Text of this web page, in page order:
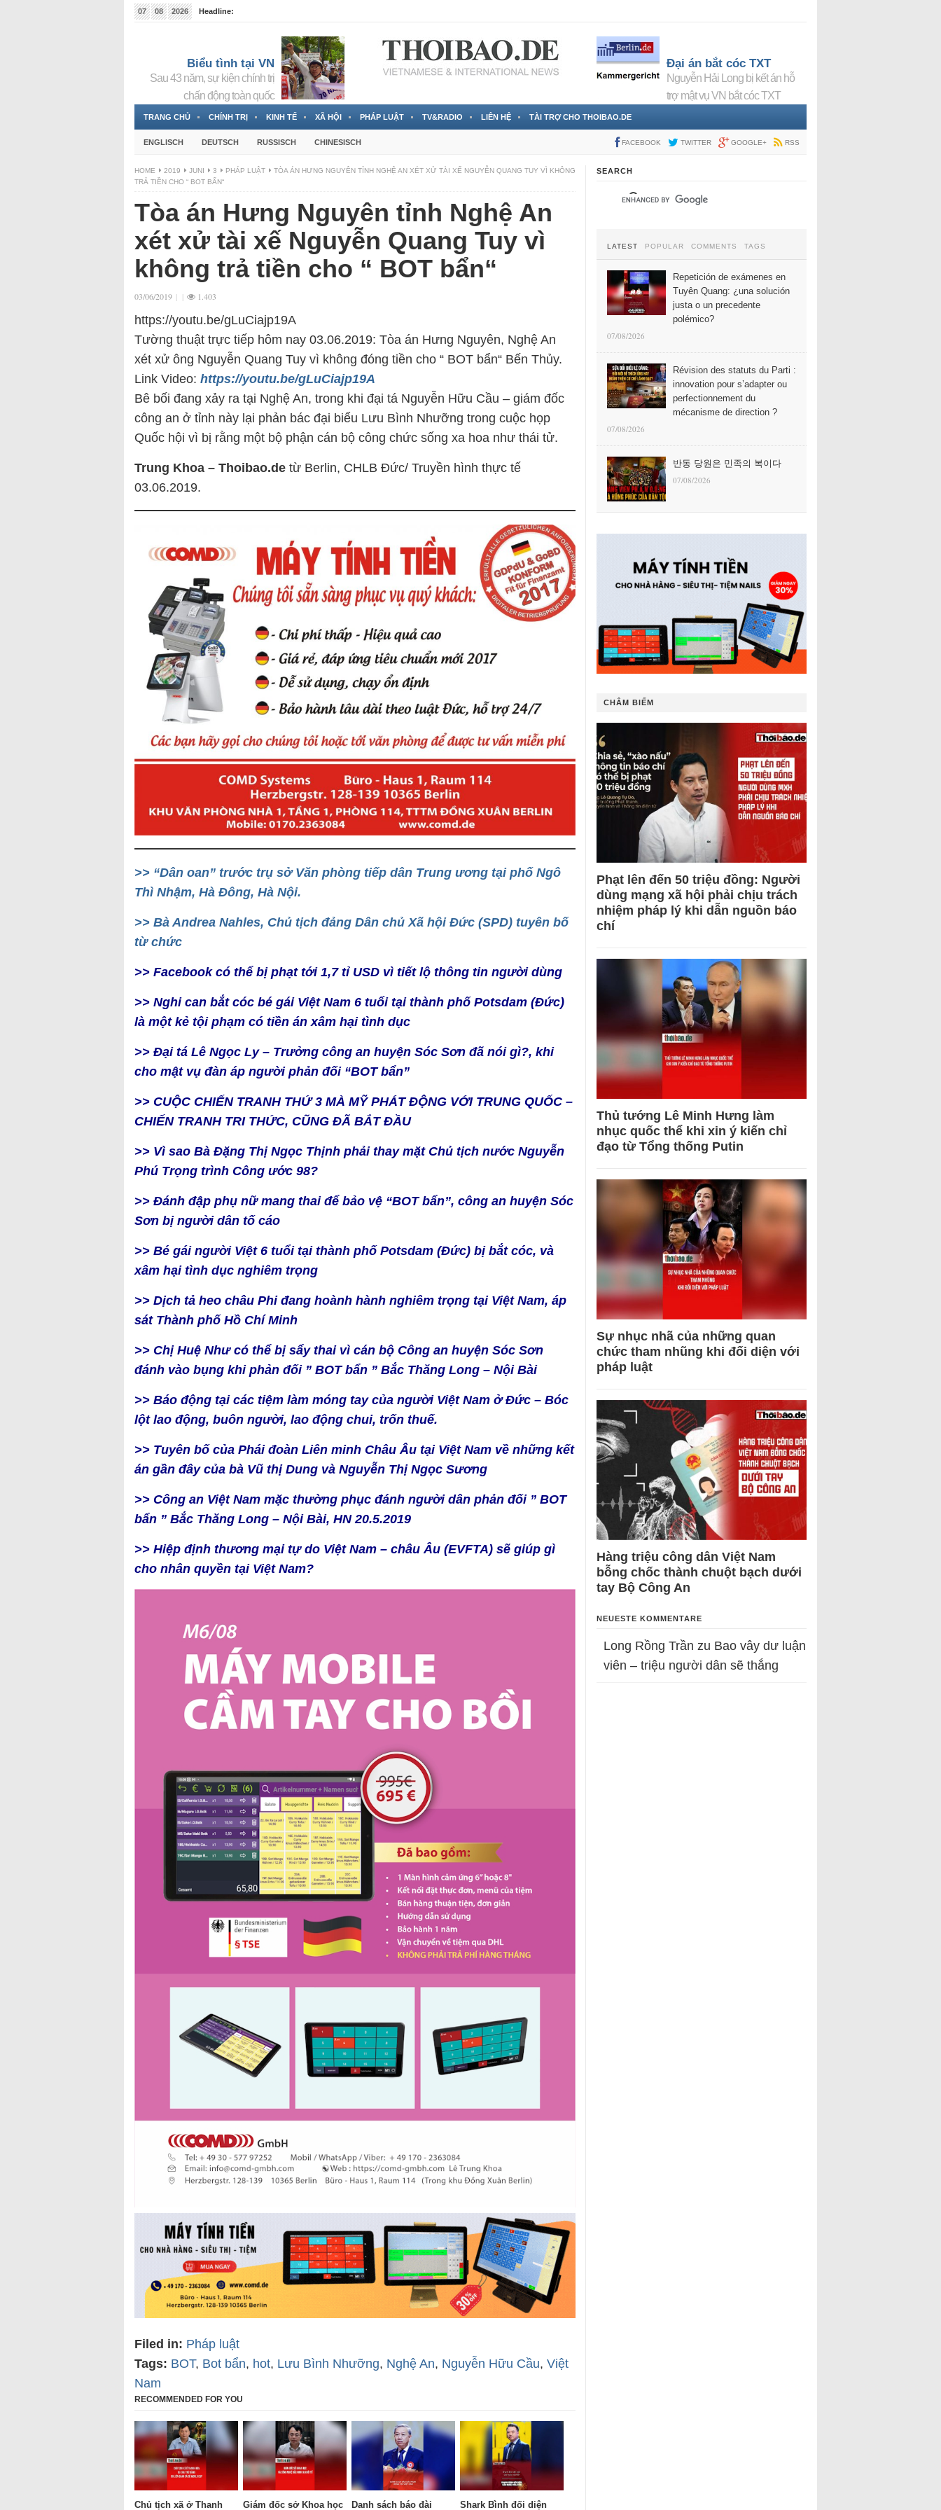
07 08 2026
Headline:
Biểu tình tại VN
Sau 43 năm, sự kiện chính trị
chấn động toàn quốc
Đại án bắt cóc TXT
Nguyễn Hải Long bị kết án hỗ
trợ mật vụ VN bắt cóc TXT
TRANG CHỦ CHÍNH TRỊ KINH TẾ XÃ HỘI PHÁP LUẬT TV&RADIO LIÊN HỆ TÀI TRỢ CHO THOIBAO.DE
ENGLISCH DEUTSCH RUSSISCH CHINESISCH FACEBOOK TWITTER GOOGLE+ RSS
HOME 2019 JUNI 3 PHÁP LUẬT
TÒA ÁN HƯNG NGUYÊN TỈNH NGHỆ AN XÉT XỬ TÀI XẾ NGUYỄN QUANG TUY VÌ KHÔNG
TRẢ TIỀN CHO “ BOT BẨN“
Tòa án Hưng Nguyên tỉnh Nghệ An
xét xử tài xế Nguyễn Quang Tuy vì
không trả tiền cho “ BOT bẩn“
03/06/2019 | | 1.403
https://youtu.be/gLuCiajp19A
Tường thuật trực tiếp hôm nay 03.06.2019: Tòa án Hưng Nguyên, Nghệ An
xét xử ông Nguyễn Quang Tuy vì không đóng tiền cho “ BOT bẩn“ Bến Thủy.
Link Video: https://youtu.be/gLuCiajp19A
Bê bối đang xảy ra tại Nghệ An, trong khi đại tá Nguyễn Hữu Cầu – giám đốc
công an ở tỉnh này lại phản bác đại biểu Lưu Bình Nhưỡng trong cuộc họp
Quốc hội vì bị rằng một bộ phận cán bộ công chức sống xa hoa như thái tử.
Trung Khoa – Thoibao.de từ Berlin, CHLB Đức/ Truyền hình thực tế
03.06.2019.
>> “Dân oan” trước trụ sở Văn phòng tiếp dân Trung ương tại phố Ngô
Thì Nhậm, Hà Đông, Hà Nội.
>> Bà Andrea Nahles, Chủ tịch đảng Dân chủ Xã hội Đức (SPD) tuyên bố
từ chức
>> Facebook có thể bị phạt tới 1,7 tỉ USD vì tiết lộ thông tin người dùng
>> Nghi can bắt cóc bé gái Việt Nam 6 tuổi tại thành phố Potsdam (Đức)
là một kẻ tội phạm có tiền án xâm hại tình dục
>> Đại tá Lê Ngọc Ly – Trưởng công an huyện Sóc Sơn đã nói gì?, khi
cho mật vụ đàn áp người phản đối “BOT bẩn”
>> CUỘC CHIẾN TRANH THỨ 3 MÀ MỸ PHÁT ĐỘNG VỚI TRUNG QUỐC –
CHIẾN TRANH TRI THỨC, CŨNG ĐÃ BẮT ĐẦU
>> Vì sao Bà Đặng Thị Ngọc Thịnh phải thay mặt Chủ tịch nước Nguyễn
Phú Trọng trình Công ước 98?
>> Đánh đập phụ nữ mang thai để bảo vệ “BOT bẩn”, công an huyện Sóc
Sơn bị người dân tố cáo
>> Bé gái người Việt 6 tuổi tại thành phố Potsdam (Đức) bị bắt cóc, và
xâm hại tình dục nghiêm trọng
>> Dịch tả heo châu Phi đang hoành hành nghiêm trọng tại Việt Nam, áp
sát Thành phố Hồ Chí Minh
>> Chị Huệ Như có thể bị sẩy thai vì cán bộ Công an huyện Sóc Sơn
đánh vào bụng khi phản đối ” BOT bẩn ” Bắc Thăng Long – Nội Bài
>> Báo động tại các tiệm làm móng tay của người Việt Nam ở Đức – Bóc
lột lao động, buôn người, lao động chui, trốn thuế.
>> Tuyên bố của Phái đoàn Liên minh Châu Âu tại Việt Nam về những kết
án gần đây của bà Vũ thị Dung và Nguyễn Thị Ngọc Sương
>> Công an Việt Nam mặc thường phục đánh người dân phản đối ” BOT
bẩn ” Bắc Thăng Long – Nội Bài, HN 20.5.2019
>> Hiệp định thương mại tự do Việt Nam – châu Âu (EVFTA) sẽ giúp gì
cho nhân quyền tại Việt Nam?
Filed in: Pháp luật
Tags: BOT, Bot bẩn, hot, Lưu Bình Nhưỡng, Nghệ An, Nguyễn Hữu Cầu, Việt
Nam
RECOMMENDED FOR YOU
Chủ tịch xã ở Thanh Giám đốc sở Khoa học Danh sách báo đài Shark Bình đối diện
SEARCH
LATEST POPULAR COMMENTS TAGS
Repetición de exámenes en
Tuyên Quang: ¿una solución
justa o un precedente
polémico?
07/08/2026
Révision des statuts du Parti :
innovation pour s’adapter ou
perfectionnement du
mécanisme de direction ?
07/08/2026
반동 당원은 민족의 복이다
07/08/2026
CHÂM BIẾM
Phạt lên đến 50 triệu đồng: Người
dùng mạng xã hội phải chịu trách
nhiệm pháp lý khi dẫn nguồn báo
chí
Thủ tướng Lê Minh Hưng làm
nhục quốc thể khi xin ý kiến chỉ
đạo từ Tổng thống Putin
Sự nhục nhã của những quan
chức tham nhũng khi đối diện với
pháp luật
Hàng triệu công dân Việt Nam
bỗng chốc thành chuột bạch dưới
tay Bộ Công An
NEUESTE KOMMENTARE
Long Rồng Trần zu Bao vây dư luận
viên – triệu người dân sẽ thắng